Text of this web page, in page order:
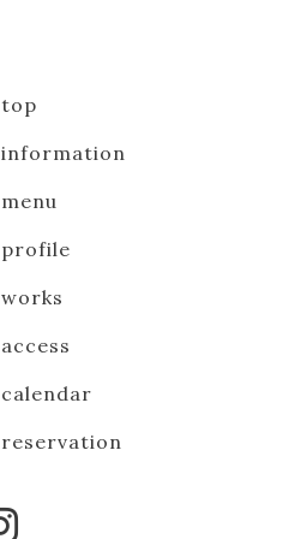
top
information
menu
profile
works
access
calendar
reservation